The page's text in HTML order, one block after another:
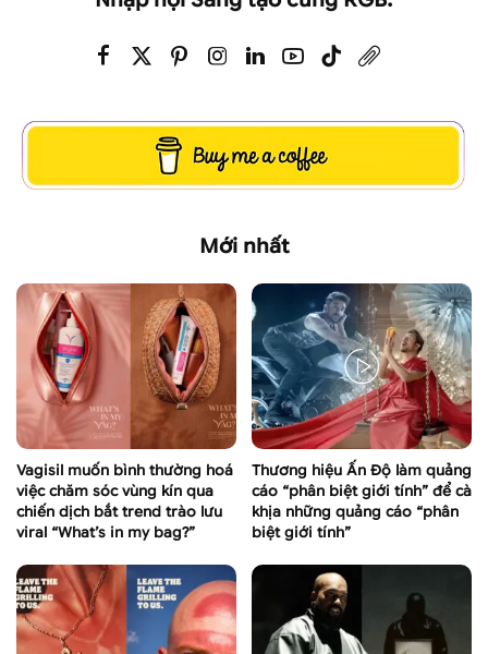
Mới nhất
Vagisil muốn bình thường hoá
việc chăm sóc vùng kín qua
chiến dịch bắt trend trào lưu
viral “What’s in my bag?”
Thương hiệu Ấn Độ làm quảng
cáo “phân biệt giới tính” để cà
khịa những quảng cáo “phân
biệt giới tính”